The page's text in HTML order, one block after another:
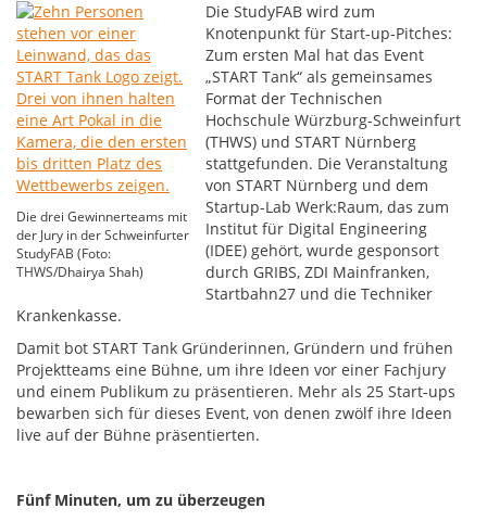
Die drei Gewinnerteams mit
der Jury in der Schweinfurter
StudyFAB (Foto:
THWS/Dhairya Shah)
Die StudyFAB wird zum
Knotenpunkt für Start-up-Pitches:
Zum ersten Mal hat das Event
„START Tank“ als gemeinsames
Format der Technischen
Hochschule Würzburg-Schweinfurt
(THWS) und START Nürnberg
stattgefunden. Die Veranstaltung
von START Nürnberg und dem
Startup-Lab Werk:Raum, das zum
Institut für Digital Engineering
(IDEE) gehört, wurde gesponsort
durch GRIBS, ZDI Mainfranken,
Startbahn27 und die Techniker
Krankenkasse.
Damit bot START Tank Gründerinnen, Gründern und frühen
Projektteams eine Bühne, um ihre Ideen vor einer Fachjury
und einem Publikum zu präsentieren. Mehr als 25 Start-ups
bewarben sich für dieses Event, von denen zwölf ihre Ideen
live auf der Bühne präsentierten.
Fünf Minuten, um zu überzeugen